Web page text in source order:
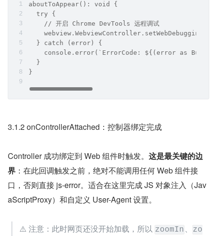
aboutToAppear(): void {
  try {
    // 开启 Chrome DevTools 远程调试
  } catch (error) {
console.error(`ErrorCode: ${(error as
  }
}
3.1.2 onControllerAttached：控制器绑定完成
Controller 成功绑定到 Web 组件时触发。 这是最关键的边
界 ：在此回调触发之前，绝对不能调用任何 Web 组件接
口，否则直接 js-error。适合在这里完成 JS 对象注入（Jav
aScriptProxy）和自定义 User-Agent 设置。
⚠️ 注意：此时网页还没开始加载，所以 zoomIn 、
zo